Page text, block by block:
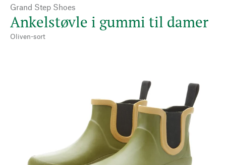
Grand Step Shoes
Ankelstøvle i gummi til damer
Oliven-sort